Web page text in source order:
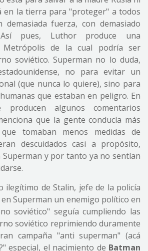
en la tierra para "proteger" a todos
demasiada fuerza, con demasiado
Así pues, Luthor produce una
Metrópolis de la cual podría ser
soviético. Superman no lo duda,
no para evitar un
(que nunca lo quiere), sino para
que estaban en peligro. En
algunos comentarios
que la gente conducía más
que tomaban menos medidas de
descuidados casi a propósito,
Superman y por tanto ya no sentían
ilegítimo de Stalin, jefe de la policía
Superman un enemigo político en
soviético" seguía cumpliendo las
soviético reprimiendo duramente
campaña "anti superman" (acá
especial, el nacimiento de Batman